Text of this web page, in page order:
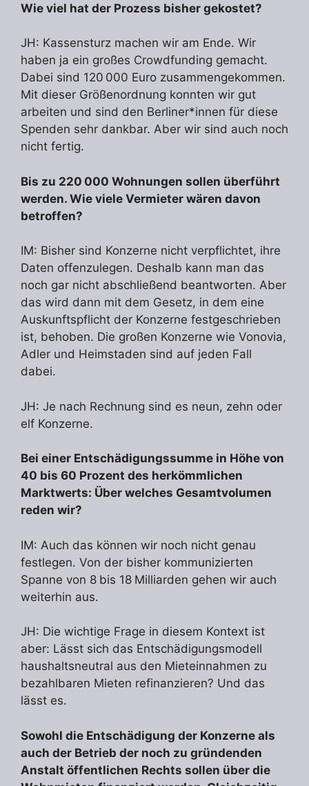
Wie viel hat der Prozess bisher gekostet?
JH: Kassensturz machen wir am Ende. Wir
haben ja ein großes Crowdfunding gemacht.
Dabei sind 120 000 Euro zusammengekommen.
Mit dieser Größenordnung konnten wir gut
arbeiten und sind den Berliner*innen für diese
Spenden sehr dankbar. Aber wir sind auch noch
nicht fertig.
Bis zu 220 000 Wohnungen sollen überführt
werden. Wie viele Vermieter wären davon
betroffen?
IM: Bisher sind Konzerne nicht verpflichtet, ihre
Daten offenzulegen. Deshalb kann man das
noch gar nicht abschließend beantworten. Aber
das wird dann mit dem Gesetz, in dem eine
Auskunftspflicht der Konzerne festgeschrieben
ist, behoben. Die großen Konzerne wie Vonovia,
Adler und Heimstaden sind auf jeden Fall
dabei.
JH: Je nach Rechnung sind es neun, zehn oder
elf Konzerne.
Bei einer Entschädigungssumme in Höhe von
40 bis 60 Prozent des herkömmlichen
Marktwerts: Über welches Gesamtvolumen
reden wir?
IM: Auch das können wir noch nicht genau
festlegen. Von der bisher kommunizierten
Spanne von 8 bis 18 Milliarden gehen wir auch
weiterhin aus.
JH: Die wichtige Frage in diesem Kontext ist
aber: Lässt sich das Entschädigungsmodell
haushaltsneutral aus den Mieteinnahmen zu
bezahlbaren Mieten refinanzieren? Und das
lässt es.
Sowohl die Entschädigung der Konzerne als
auch der Betrieb der noch zu gründenden
Anstalt öffentlichen Rechts sollen über die